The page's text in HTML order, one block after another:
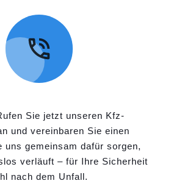
Sie jetzt unseren Kfz-
und vereinbaren Sie einen
uns gemeinsam dafür sorgen,
verläuft – für Ihre Sicherheit
nach dem Unfall.